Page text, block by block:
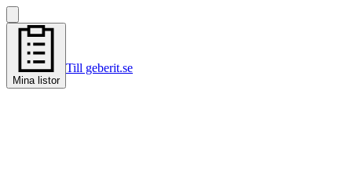
Mina listor
Till geberit.se